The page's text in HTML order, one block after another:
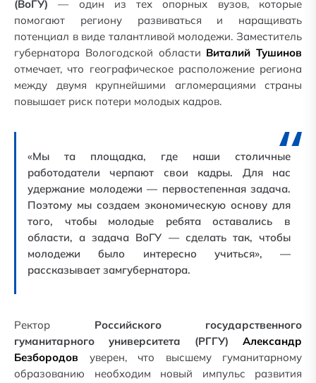
(ВоГУ)— один из тех опорных вузов, которые
помогают региону развиваться и наращивать
потенциал в виде талантливой молодежи. Заместитель
губернатора Вологодской области Виталий Тушинов
отмечает, что географическое расположение региона
между двумя крупнейшими агломерациями страны
повышает риск потери молодых кадров.
«Мы та площадка, где наши столичные
работодатели черпают свои кадры. Для нас
удержание молодежи — первостепенная задача.
Поэтому мы создаем экономическую основу для
того, чтобы молодые ребята оставались в
области, а задача ВоГУ — сделать так, чтобы
молодежи было интересно учиться», —
рассказывает замгубернатора.
Ректор Российского государственного
гуманитарного университета (РГГУ)
Александр
Безбородов уверен, что высшему гуманитарному
образованию необходим новый импульс развития